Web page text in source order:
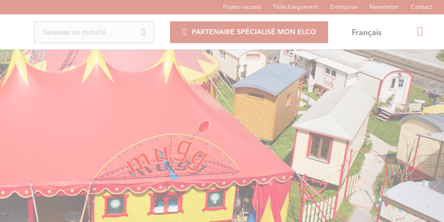
Postes vacants Téléchargement Entreprise Newsletter Contact
PARTENAIRE SPÉCIALISÉ MON ELCO Français